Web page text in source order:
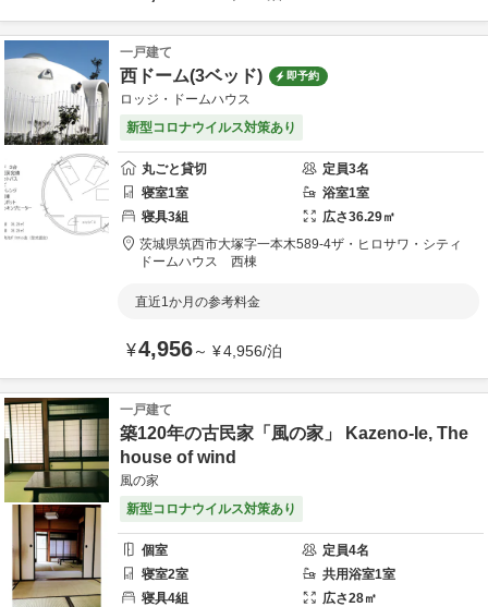
一戸建て
西ドーム(3ベッド) 即予約
ロッジ・ドームハウス
新型コロナウイルス対策あり
丸ごと貸切 定員3名
寝室1室 浴室1室
寝具3組 広さ36.29㎡
茨城県筑西市大塚字一本木589-4ザ・ヒロサワ・シティ
ドームハウス 西棟
直近1か月の参考料金
¥4,956～ ¥4,956/泊
一戸建て
築120年の古民家「風の家」 Kazeno-Ie, The
house of wind
風の家
新型コロナウイルス対策あり
個室 定員4名
寝室2室 共用浴室1室
寝具4組 広さ28㎡